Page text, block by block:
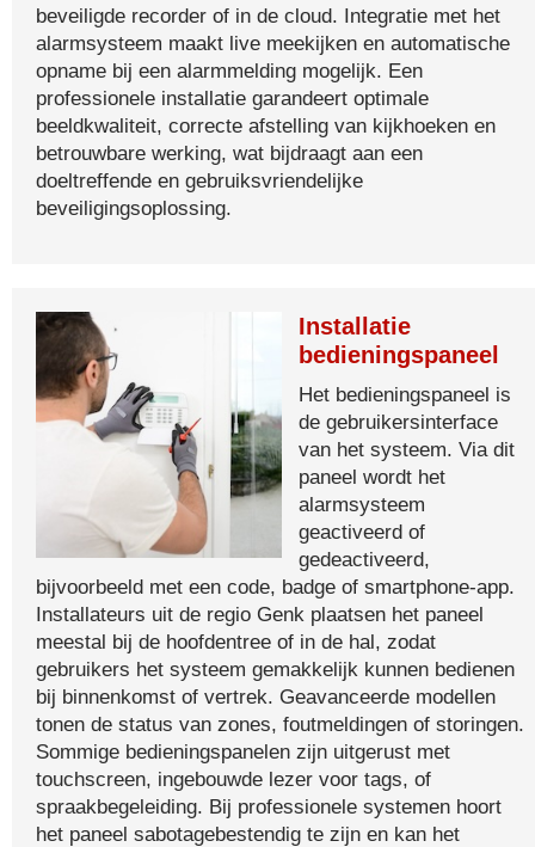
beveiligde recorder of in de cloud. Integratie met het
alarmsysteem maakt live meekijken en automatische
opname bij een alarmmelding mogelijk. Een
professionele installatie garandeert optimale
beeldkwaliteit, correcte afstelling van kijkhoeken en
betrouwbare werking, wat bijdraagt aan een
doeltreffende en gebruiksvriendelijke
beveiligingsoplossing.
Installatie
bedieningspaneel
Het bedieningspaneel is
de gebruikersinterface
van het systeem. Via dit
paneel wordt het
alarmsysteem
geactiveerd of
gedeactiveerd,
bijvoorbeeld met een code, badge of smartphone-app.
Installateurs uit de regio Genk plaatsen het paneel
meestal bij de hoofdentree of in de hal, zodat
gebruikers het systeem gemakkelijk kunnen bedienen
bij binnenkomst of vertrek. Geavanceerde modellen
tonen de status van zones, foutmeldingen of storingen.
Sommige bedieningspanelen zijn uitgerust met
touchscreen, ingebouwde lezer voor tags, of
spraakbegeleiding. Bij professionele systemen hoort
het paneel sabotagebestendig te zijn en kan het